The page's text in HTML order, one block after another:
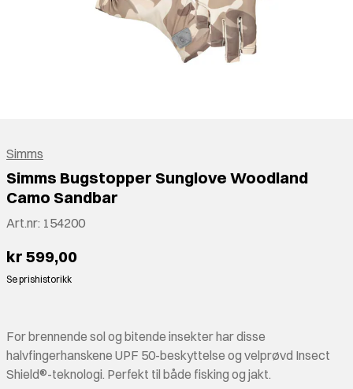
Simms
Simms Bugstopper Sunglove Woodland
Camo Sandbar
Art.nr: 154200
kr 599,00
Se prishistorikk
For brennende sol og bitende insekter har disse
halvfingerhanskene UPF 50-beskyttelse og velprøvd Insect
Shield®-teknologi. Perfekt til både fisking og jakt.